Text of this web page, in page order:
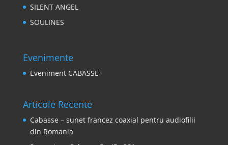
SILENT ANGEL
SOULINES
Evenimente
Eveniment CABASSE
Articole Recente
Cabasse – sunet francez coaxial pentru audiofilii
din Romania